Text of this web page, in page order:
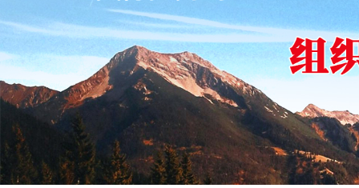
山西省中小企业发展促进会2026年劳动节
山西省中小企业发展促进会财税专业委